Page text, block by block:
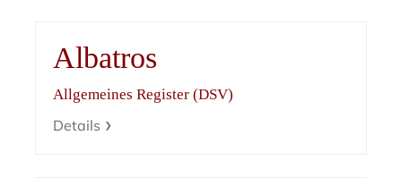
Albatros
Allgemeines Register (DSV)
Details